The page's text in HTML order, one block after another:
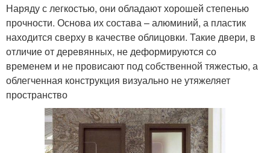
Наряду с легкостью, они обладают хорошей степенью
прочности. Основа их состава – алюминий, а пластик
находится сверху в качестве облицовки. Такие двери, в
отличие от деревянных, не деформируются со
временем и не провисают под собственной тяжестью, а
облегченная конструкция визуально не утяжеляет
пространство